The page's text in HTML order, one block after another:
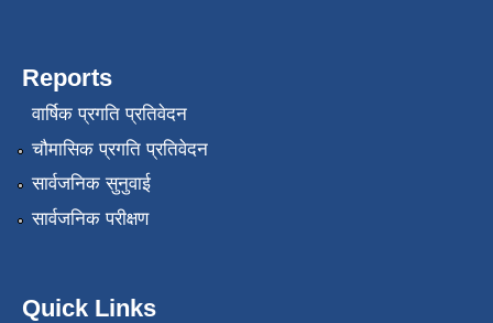
Reports
वार्षिक प्रगति प्रतिवेदन
चौमासिक प्रगति प्रतिवेदन
सार्वजनिक सुनुवाई
सार्वजनिक परीक्षण
Quick Links